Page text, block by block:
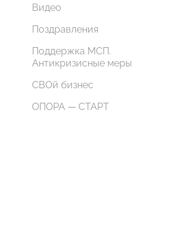
Видео
Поздравления
Поддержка МСП.
Антикризисные меры
СВОй бизнес
ОПОРА — СТАРТ